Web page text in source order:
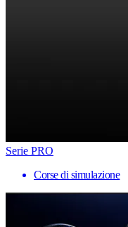
Serie PRO
Corse di simulazione